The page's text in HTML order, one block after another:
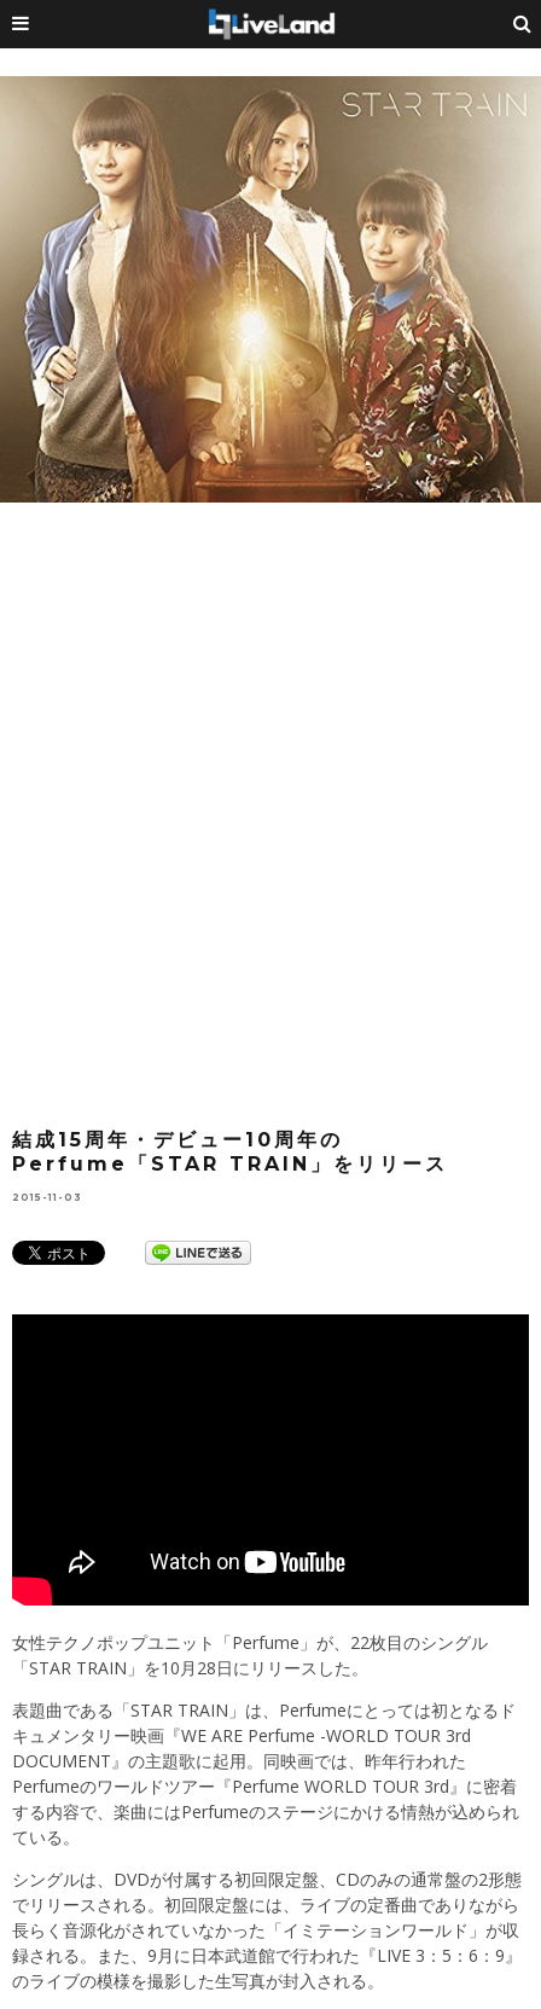
結成15周年・デビュー10周年の
Perfume「STAR TRAIN」をリリース
2015-11-03
女性テクノポップユニット「Perfume」が、22枚目のシングル
「STAR TRAIN」を10月28日にリリースした。
表題曲である「STAR TRAIN」は、Perfumeにとっては初となるド
キュメンタリー映画『WE ARE Perfume -WORLD TOUR 3rd
DOCUMENT』の主題歌に起用。同映画では、昨年行われた
Perfumeのワールドツアー『Perfume WORLD TOUR 3rd』に密着
する内容で、楽曲にはPerfumeのステージにかける情熱が込められ
ている。
シングルは、DVDが付属する初回限定盤、CDのみの通常盤の2形態
でリリースされる。初回限定盤には、ライブの定番曲でありながら
長らく音源化がされていなかった「イミテーションワールド」が収
録される。また、9月に日本武道館で行われた『LIVE 3：5：6：9』
のライブの模様を撮影した生写真が封入される。